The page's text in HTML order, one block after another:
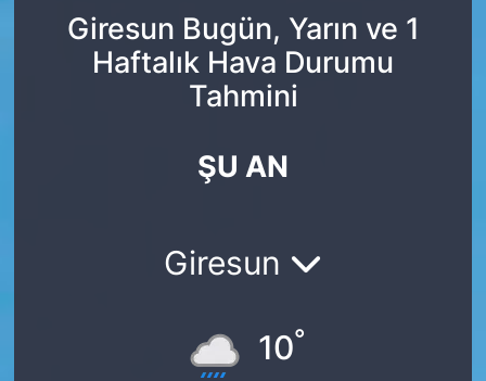
Giresun Bugün, Yarın ve 1
Haftalık Hava Durumu
Tahmini
ŞU AN
Giresun
10°
SPOR
DEUTSCH
Tüm Manşetler
Son Dakika Haberleri